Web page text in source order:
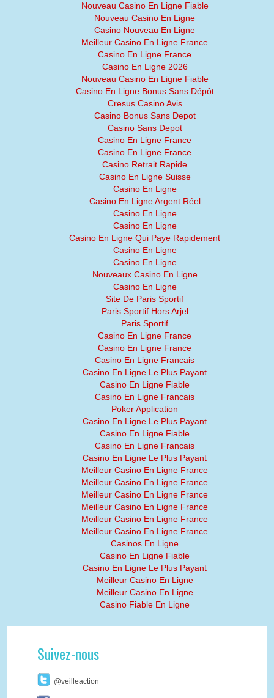
Nouveau Casino En Ligne Fiable
Nouveau Casino En Ligne
Casino Nouveau En Ligne
Meilleur Casino En Ligne France
Casino En Ligne France
Casino En Ligne 2026
Nouveau Casino En Ligne Fiable
Casino En Ligne Bonus Sans Dépôt
Cresus Casino Avis
Casino Bonus Sans Depot
Casino Sans Depot
Casino En Ligne France
Casino En Ligne France
Casino Retrait Rapide
Casino En Ligne Suisse
Casino En Ligne
Casino En Ligne Argent Réel
Casino En Ligne
Casino En Ligne
Casino En Ligne Qui Paye Rapidement
Casino En Ligne
Casino En Ligne
Nouveaux Casino En Ligne
Casino En Ligne
Site De Paris Sportif
Paris Sportif Hors Arjel
Paris Sportif
Casino En Ligne France
Casino En Ligne France
Casino En Ligne Francais
Casino En Ligne Le Plus Payant
Casino En Ligne Fiable
Casino En Ligne Francais
Poker Application
Casino En Ligne Le Plus Payant
Casino En Ligne Fiable
Casino En Ligne Francais
Casino En Ligne Le Plus Payant
Meilleur Casino En Ligne France
Meilleur Casino En Ligne France
Meilleur Casino En Ligne France
Meilleur Casino En Ligne France
Meilleur Casino En Ligne France
Meilleur Casino En Ligne France
Casinos En Ligne
Casino En Ligne Fiable
Casino En Ligne Le Plus Payant
Meilleur Casino En Ligne
Meilleur Casino En Ligne
Casino Fiable En Ligne
Suivez-nous
@veilleaction